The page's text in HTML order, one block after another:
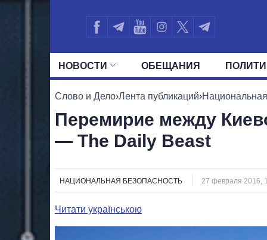
НОВОСТИ ОБЕЩАНИЯ
ВСЕ ПОЛИТИКИ ПРЕЗИДЕНТ И
Слово и Дело›Лента публикаций›
Перемирие между
— The Daily Beast
НАЦИОНАЛЬНАЯ БЕЗОПАСНОСТЬ 27 февраля 2016,
Читати українською